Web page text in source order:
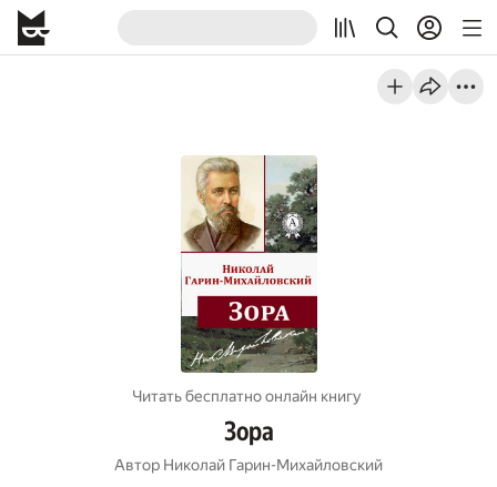
Читать бесплатно онлайн книгу
Зора
Автор Николай Гарин-Михайловский